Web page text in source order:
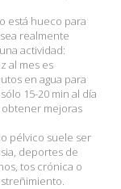
está hueco para
realmente
actividad:
al mes es
en agua para
15-20 min al día
mejoras
pélvico suele ser
deportes de
tos crónica o